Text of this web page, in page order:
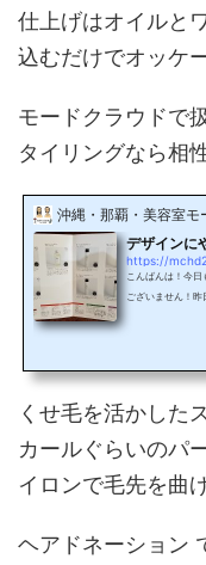
仕上げはオイルと
込むだけでオッケ
モードクラウドで
タイリングなら相
沖縄・那覇・美容室モ
デザイン
https://
こんばんは！今
ございません！
が出来ます！すご
くせ毛を活かした
カールぐらいのパ
イロンで毛先を曲
ヘアドネーション